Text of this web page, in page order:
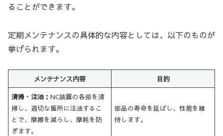
ることができます。
定期メンテナンスの具体的な内容としては、以下のものが
挙げられます。
メンテナンス内容 目的
清掃・注油：NC装置の各部を清
掃し、適切な箇所に注油するこ
とで、摩擦を減らし、摩耗を防
ぎます。
部品の寿命を延ばし、性能を維
持します。